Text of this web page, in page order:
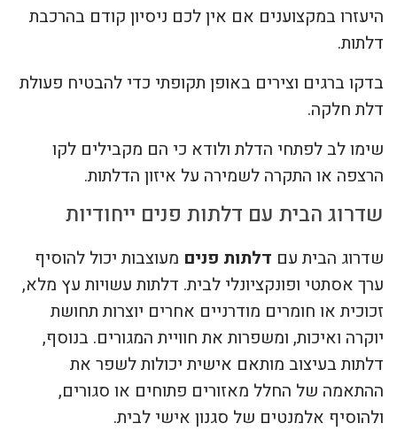
היעזרו במקצוענים אם אין לכם ניסיון קודם בהרכבת
דלתות.
בדקו ברגים וצירים באופן תקופתי כדי להבטיח פעולת
דלת חלקה.
שימו לב לפתחי הדלת ולודא כי הם מקבילים לקו
הרצפה או התקרה לשמירה על איזון הדלתות.
שדרוג הבית עם דלתות פנים ייחודיות
שדרוג הבית עם דלתות פנים מעוצבות יכול להוסיף
ערך אסתטי ופונקציונלי לבית. דלתות עשויות עץ מלא,
זכוכית או חומרים מודרניים אחרים יוצרות תחושת
יוקרה ואיכות, ומשפרות את חוויית המגורים. בנוסף,
דלתות בעיצוב מותאם אישית יכולות לשפר את
ההתאמה של החלל מאזורים פתוחים או סגורים,
ולהוסיף אלמנטים של סגנון אישי לבית.